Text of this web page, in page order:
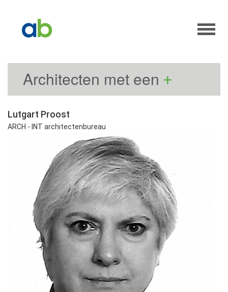
Architecten met een +
Lutgart Proost
ARCH - INT architectenbureau